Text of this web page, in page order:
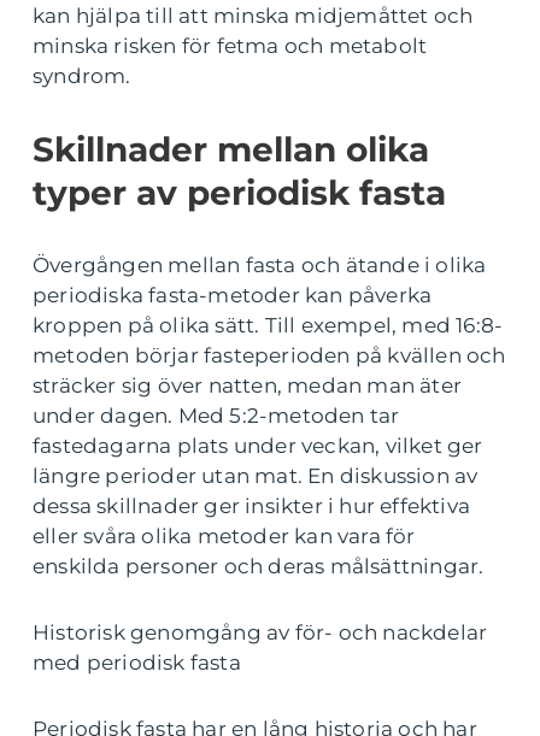
kan hjälpa till att minska midjemåttet och
minska risken för fetma och metabolt
syndrom.
Skillnader mellan olika
typer av periodisk fasta
Övergången mellan fasta och ätande i olika
periodiska fasta-metoder kan påverka
kroppen på olika sätt. Till exempel, med 16:8-
metoden börjar fasteperioden på kvällen och
sträcker sig över natten, medan man äter
under dagen. Med 5:2-metoden tar
fastedagarna plats under veckan, vilket ger
längre perioder utan mat. En diskussion av
dessa skillnader ger insikter i hur effektiva
eller svåra olika metoder kan vara för
enskilda personer och deras målsättningar.
Historisk genomgång av för- och nackdelar
med periodisk fasta
Periodisk fasta har en lång historia och har